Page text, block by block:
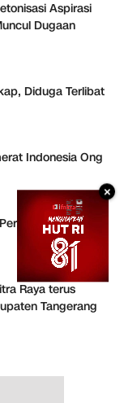
Aspirasi
Dugaan
Diduga Terlibat
Indonesia Ong
HP
Raya terus
Tangerang
×